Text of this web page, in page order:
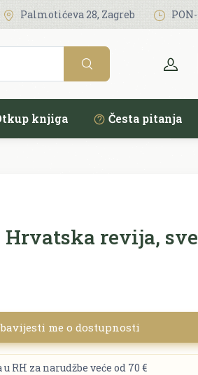
Palmotićeva 28, Zagreb
knjiga Česta pitanja
Hrvatska revija,
me o dostupnosti
RH za narudžbe veće od 70 €